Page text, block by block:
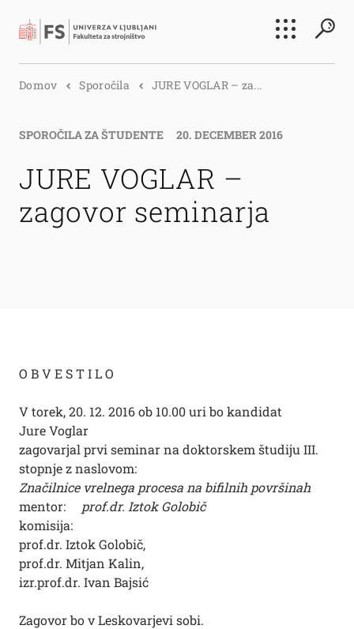
Išči
Domov Sporočila JURE VOGLAR – za...
SPOROČILA ZA ŠTUDENTE 20. DECEMBER 2016
JURE VOGLAR –
zagovor seminarja
O B V E S T I L O
V torek, 20. 12. 2016 ob 10.00 uri bo kandidat
Jure Voglar
zagovarjal prvi seminar na doktorskem študiju III.
stopnje z naslovom:
Značilnice vrelnega procesa na bifilnih površinah
mentor: prof.dr. Iztok Golobič
komisija:
prof.dr. Iztok Golobič,
prof.dr. Mitjan Kalin,
izr.prof.dr. Ivan Bajsić
Zagovor bo v Leskovarjevi sobi.